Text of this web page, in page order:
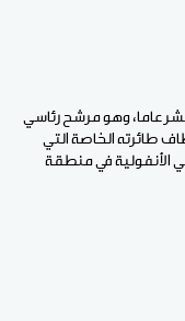
عاما، وهو مرشح رئاسي
طائرته الخاصة التي
الأنفولية في منطقة